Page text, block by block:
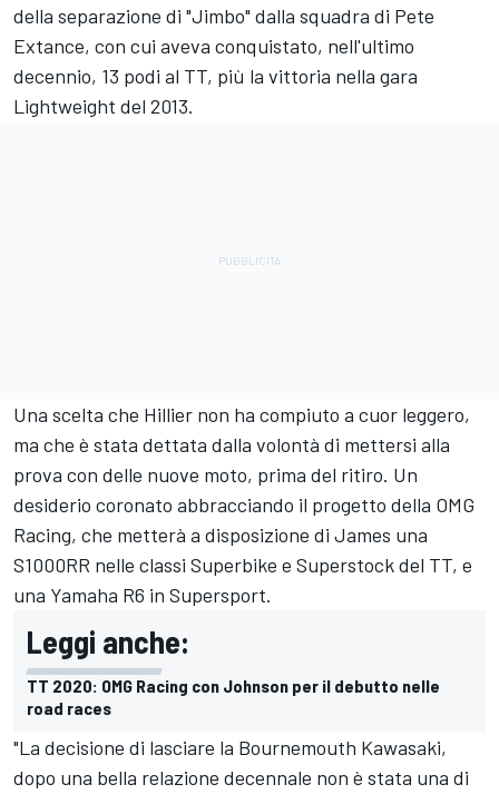
della separazione di "Jimbo" dalla squadra di Pete
Extance, con cui aveva conquistato, nell'ultimo
decennio, 13 podi al TT, più la vittoria nella gara
Lightweight del 2013.
Una scelta che Hillier non ha compiuto a cuor leggero,
ma che è stata dettata dalla volontà di mettersi alla
prova con delle nuove moto, prima del ritiro. Un
desiderio coronato abbracciando il progetto della OMG
Racing, che metterà a disposizione di James una
S1000RR nelle classi Superbike e Superstock del TT, e
una Yamaha R6 in Supersport.
Leggi anche:
TT 2020: OMG Racing con Johnson per il debutto nelle
road races
"La decisione di lasciare la Bournemouth Kawasaki,
dopo una bella relazione decennale non è stata una di